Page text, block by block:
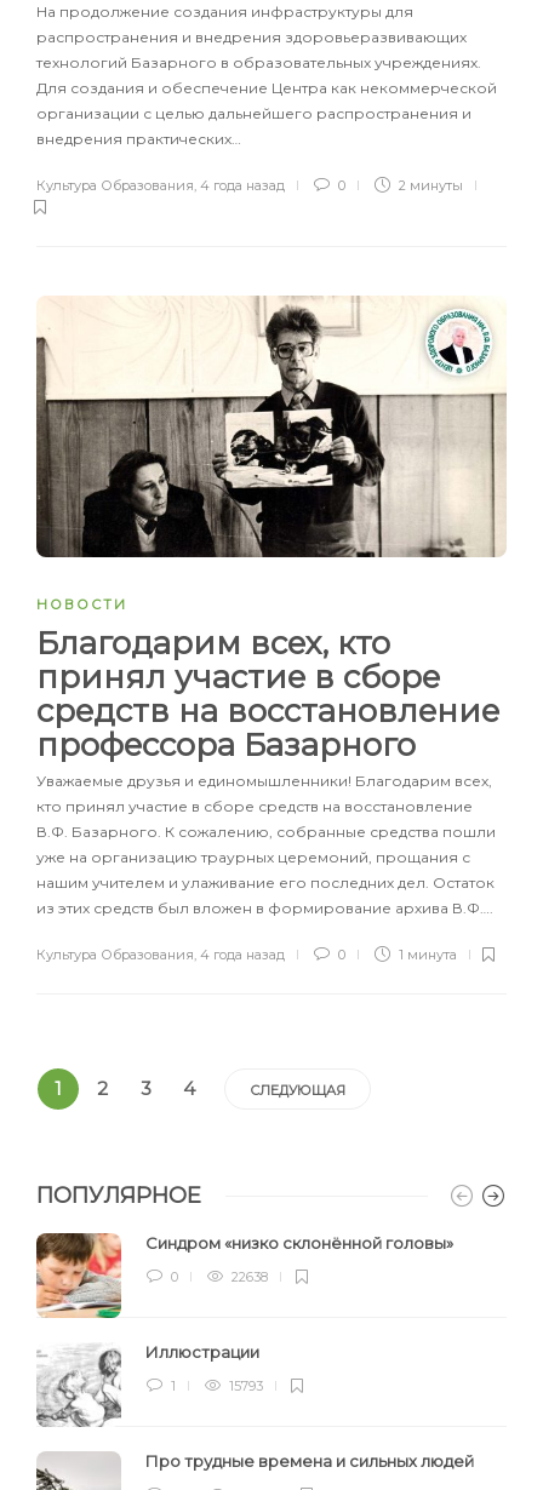
На продолжение создания инфраструктуры для
распространения и внедрения здоровьеразвивающих
технологий Базарного в образовательных учреждениях.
Для создания и обеспечение Центра как некоммерческой
организации с целью дальнейшего распространения и
внедрения практических…
Культура Образования 4 года назад 0 2 минуты
НОВОСТИ
Благодарим всех, кто
принял участие в сборе
средств на восстановление
профессора Базарного
Уважаемые друзья и единомышленники! Благодарим всех,
кто принял участие в сборе средств на восстановление
В.Ф. Базарного. К сожалению, собранные средства пошли
уже на организацию траурных церемоний, прощания с
нашим учителем и улаживание его последних дел. Остаток
из этих средств был вложен в формирование архива В.Ф….
Культура Образования, 4 года назад 0 1 минута
1 2 3 4 СЛЕДУЮЩАЯ
ПОПУЛЯРНОЕ
Синдром «низко склонённой головы»
0 22638
Иллюстрации
1 15793
Про трудные времена и сильных людей